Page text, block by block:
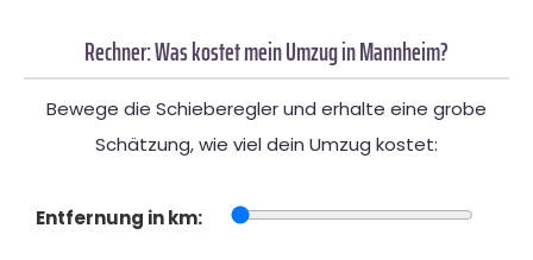
Rechner: Was kostet mein Umzug in Mannheim?
Bewege die Schieberegler und erhalte eine grobe
Schätzung, wie viel dein Umzug kostet:
Entfernung in km: